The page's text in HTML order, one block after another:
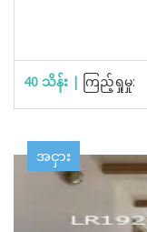
40 သိန်း | ကြည့်ရှုမှု:
အငှား